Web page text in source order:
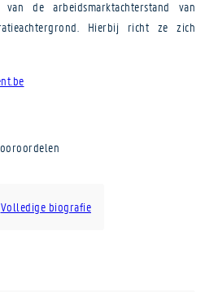
de arbeidsmarktachterstand van
Hierbij richt ze zich
Volledige biografie